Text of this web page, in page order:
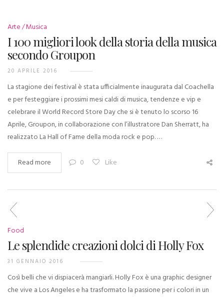
Arte Musica
I 100 migliori look della storia della musica‏
secondo Groupon
20 APRILE 2016
La stagione dei festival è stata ufficialmente inaugurata dal Coachella
e per festeggiare i prossimi mesi caldi di musica, tendenze e vip e
celebrare il World Record Store Day che si è tenuto lo scorso 16
Aprile, Groupon, in collaborazione con l’illustratore Dan Sherratt, ha
realizzato La Hall of Fame della moda rock e pop. …
Read more 0 Like
Food
Le splendide creazioni dolci di Holly Fox
31 GENNAIO 2016
Così belli che vi dispiacerà mangiarli. Holly Fox è una graphic designer
che vive a Los Angeles e ha trasformato la passione per i colori in un